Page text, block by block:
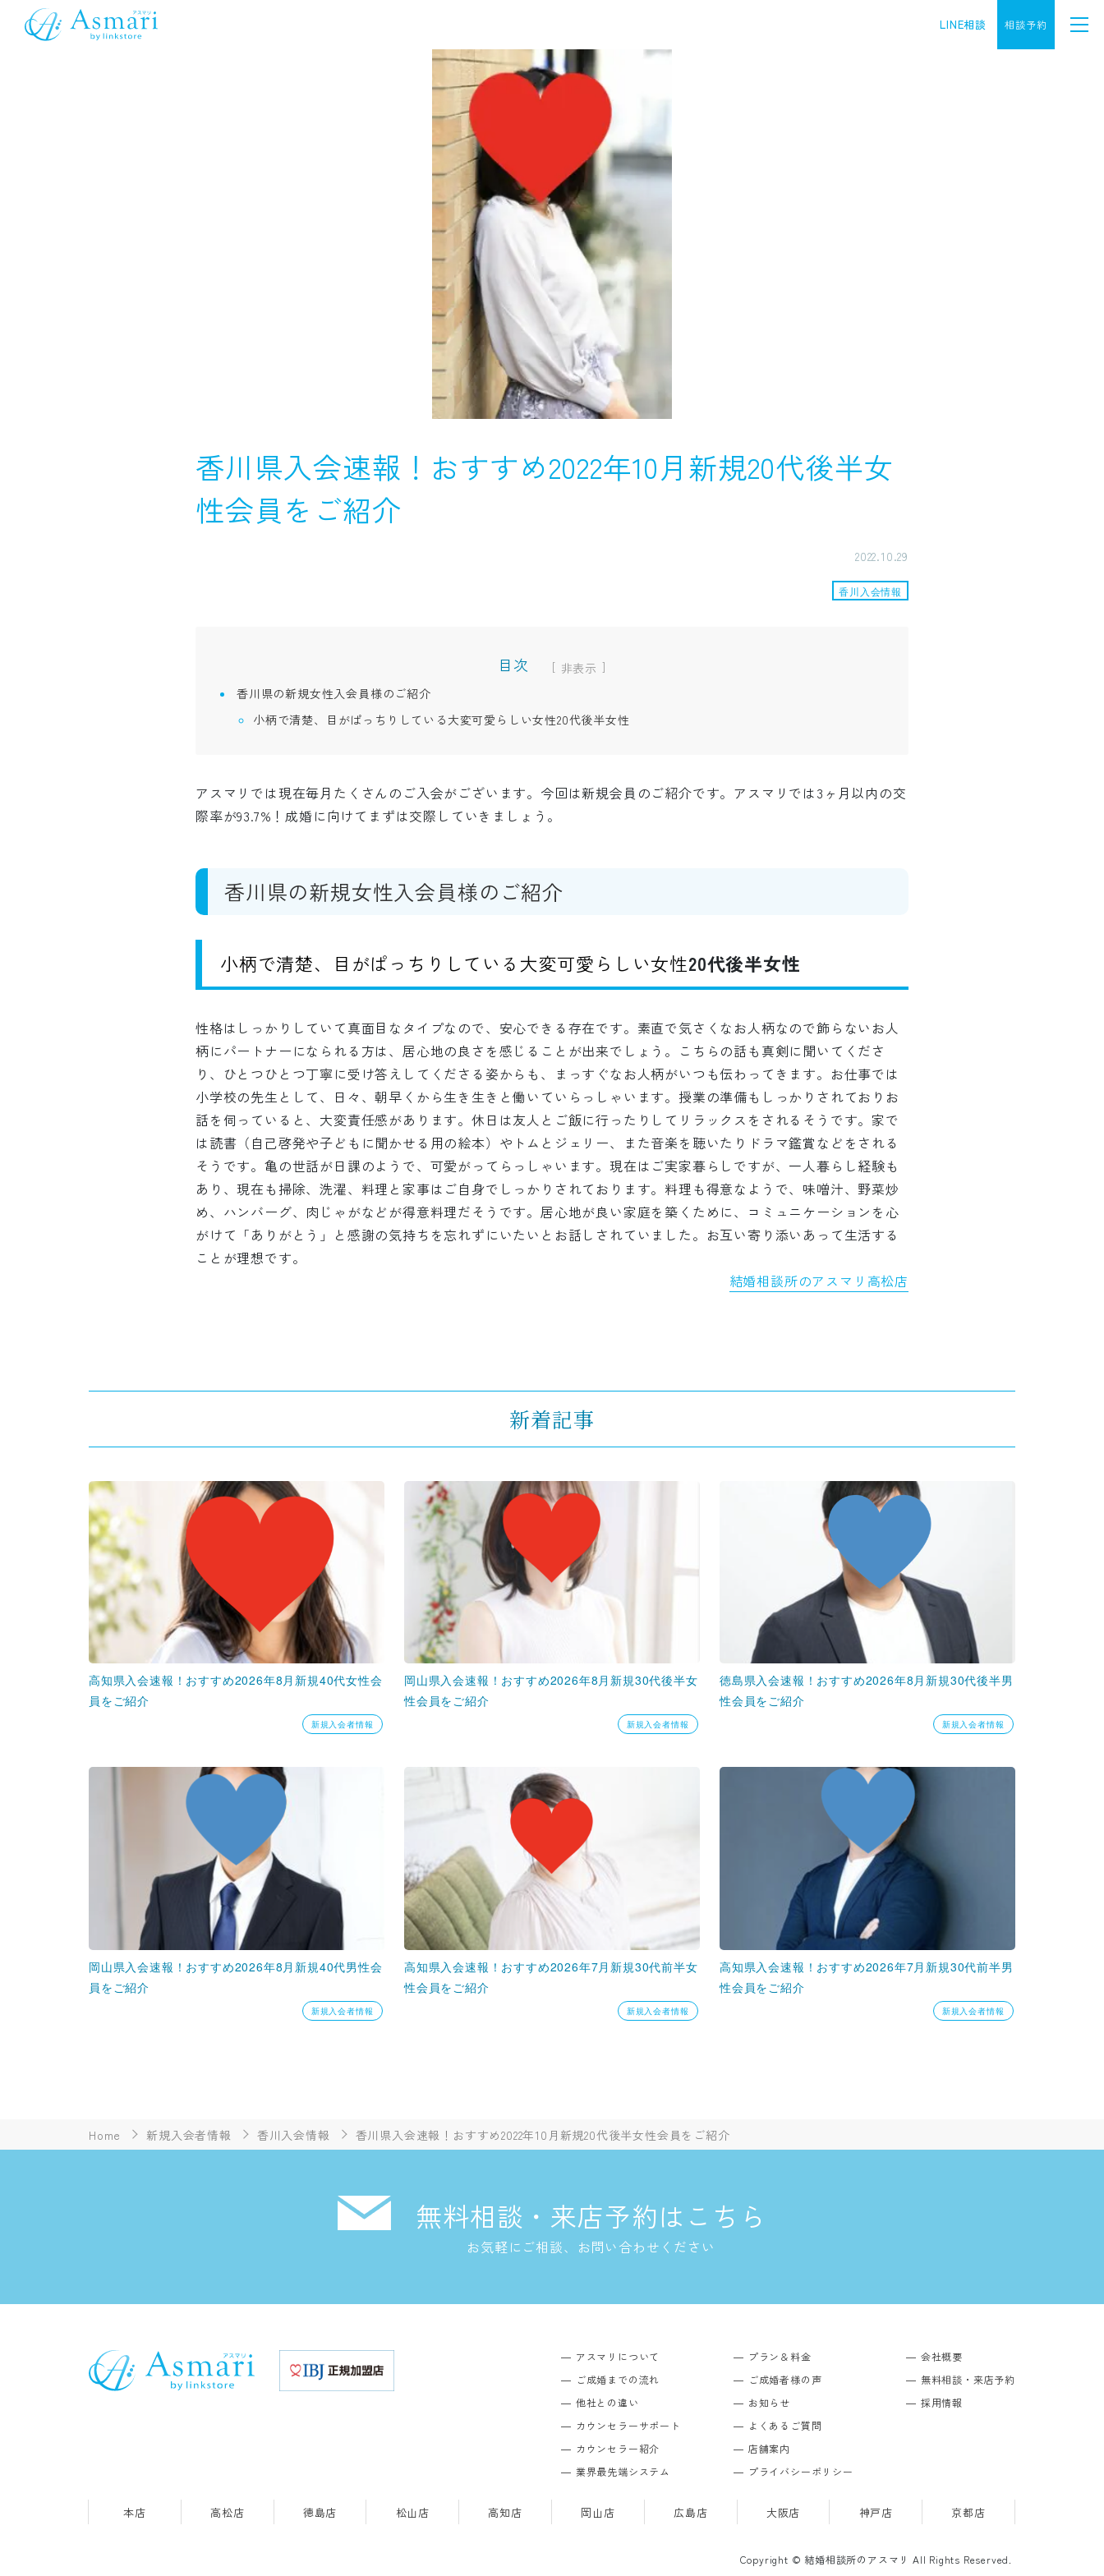
LINE相談 相談予約
香川県入会速報！おすすめ2022年10月新規20代後半女
性会員をご紹介
2022.10.29
香川入会情報
目次 [
]
香川県の新規女性入会員様のご紹介
小柄で清楚、目がぱっちりしている大変可愛らしい女性20代後半女性
アスマリでは現在毎月たくさんのご入会がございます。今回は新規会員のご紹介です。アスマリでは3ヶ月以内の交
際率が93.7%！成婚に向けてまずは交際していきましょう。
香川県の新規女性入会員様のご紹介
小柄で清楚、目がぱっちりしている大変可愛らしい女性20代後半女性
性格はしっかりしていて真面目なタイプなので、安心できる存在です。素直で気さくなお人柄なので飾らないお人
柄にパートナーになられる方は、居心地の良さを感じることが出来でしょう。こちらの話も真剣に聞いてくださ
り、ひとつひとつ丁寧に受け答えしてくださる姿からも、まっすぐなお人柄がいつも伝わってきます。お仕事では
小学校の先生として、日々、朝早くから生き生きと働いていらっしゃいます。授業の準備もしっかりされておりお
話を伺っていると、大変責任感があります。休日は友人とご飯に行ったりしてリラックスをされるそうです。家で
は読書（自己啓発や子どもに聞かせる用の絵本）やトムとジェリー、また音楽を聴いたりドラマ鑑賞などをされる
そうです。亀の世話が日課のようで、可愛がってらっしゃいます。現在はご実家暮らしですが、一人暮らし経験も
あり、現在も掃除、洗濯、料理と家事はご自身でしっかりされております。料理も得意なようで、味噌汁、野菜炒
め、ハンバーグ、肉じゃがなどが得意料理だそうです。居心地が良い家庭を築くために、コミュニケーションを心
がけて「ありがとう」と感謝の気持ちを忘れずにいたいとお話しされていました。お互い寄り添いあって生活する
ことが理想です。
結婚相談所のアスマリ高松店
新着記事
高知県入会速報！おすすめ2026年8月新規40代女性会
員をご紹介
新規入会者情報
岡山県入会速報！おすすめ2026年8月新規30代後半女
性会員をご紹介
新規入会者情報
徳島県入会速報！おすすめ2026年8月新規30代後半男
性会員をご紹介
新規入会者情報
岡山県入会速報！おすすめ2026年8月新規40代男性会
員をご紹介
新規入会者情報
高知県入会速報！おすすめ2026年7月新規30代前半女
性会員をご紹介
新規入会者情報
高知県入会速報！おすすめ2026年7月新規30代前半男
性会員をご紹介
新規入会者情報
Home 新規入会者情報 香川入会情報 香川県入会速報！おすすめ2022年10月新規20代後半女性会員をご紹介
無料相談・来店予約はこちら
お気軽にご相談、お問い合わせください
アスマリについて
ご成婚までの流れ
他社との違い
カウンセラーサポート
カウンセラー紹介
業界最先端システム
プラン＆料金
ご成婚者様の声
お知らせ
よくあるご質問
店舗案内
プライバシーポリシー
会社概要
無料相談・来店予約
採用情報
本店 高松店 徳島店 松山店 高知店 岡山店 広島店 大阪店 神戸店 京都店
Copyright © 結婚相談所のアスマリ All Rights Reserved.